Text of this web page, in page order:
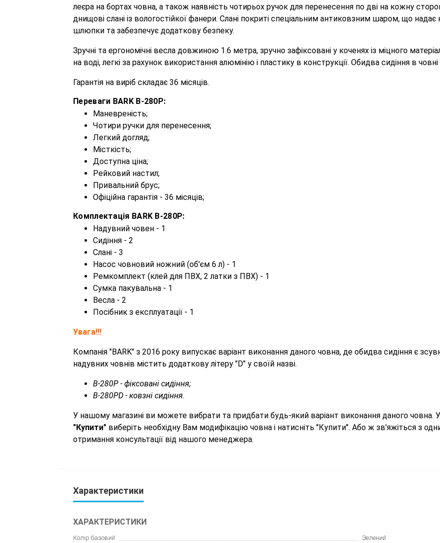
леєра на бортах човна, а також наявність чотирьох ручок для перенесення по дві на кожну
днищові слані із вологостійкої фанери. Слані покриті спеціальним антиковзним шаром, що
шлюпки та забезпечує додаткову безпеку.
Зручні та ергономічні весла довжиною 1.6 метра, зручно зафіксовані у коченях із міцного
на воді, легкі за рахунок використання алюмінію і пластику в конструкції. Обидва сидіння в човні
Гарантія на виріб складає 36 місяців.
Переваги BARK B-280P:
Маневреність;
Чотири ручки для перенесення;
Легкий догляд;
Місткість;
Доступна ціна;
Рейковий настил;
Привальний брус;
Офіційна гарантія - 36 місяців;
Комплектація BARK B-280P:
Надувний човен - 1
Сидіння - 2
Слані - 3
Насос човновий ножний (об'єм 6 л) - 1
Ремкомплект (клей для ПВХ, 2 латки з ПВХ) - 1
Сумка пакувальна - 1
Весла - 2
Посібник з експлуатації - 1
Увага!!!
Компанія "BARK" з 2016 року випускає варіант виконання даного човна, де обидва сидіння є
надувних човнів містить додаткову літеру "D" у своїй назві.
B-280P - фіксовані сидіння;
B-280PD - ковзні сидіння.
У нашому магазині ви можете вибрати та придбати будь-який варіант виконання даного човна. У
"Купити" виберіть необхідну Вам модифікацію човна і натисніть "Купити". Або ж зв'яжіться з
отримання консультації від нашого менеджера.
Характеристики
ХАРАКТЕРИСТИКИ
Колір базовий
Зелений